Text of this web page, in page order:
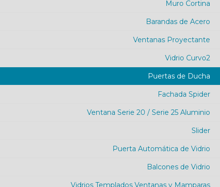
Muro Cortina
Barandas de Acero
Ventanas Proyectante
Vidrio Curvo2
Puertas de Ducha
Fachada Spider
Ventana Serie 20 / Serie 25 Aluminio
Slider
Puerta Automática de Vidrio
Balcones de Vidrio
Vidrios Templados Ventanas y Mamparas